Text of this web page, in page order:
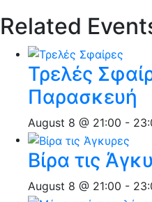
Related
Τρελές
Παρασκευή
August 8 @ 21:00 -
Βίρα τις
August 8 @ 21:00 -